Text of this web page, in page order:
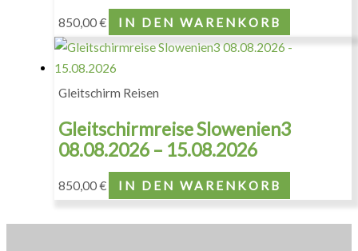
850,00€ IN DEN WARENKORB
Gleitschirm Reisen
Gleitschirmreise Slowenien3
08.08.2026 – 15.08.2026
850,00€ IN DEN WARENKORB